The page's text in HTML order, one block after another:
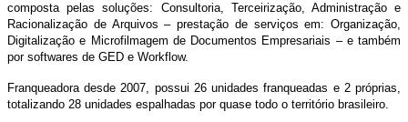
composta pelas soluções: Consultoria, Terceirização, Administração e
Racionalização de Arquivos – prestação de serviços em: Organização,
Digitalização e Microfilmagem de Documentos Empresariais – e também
por softwares de GED e Workflow.
Franqueadora desde 2007, possui 26 unidades franqueadas e 2 próprias,
totalizando 28 unidades espalhadas por quase todo o território brasileiro.